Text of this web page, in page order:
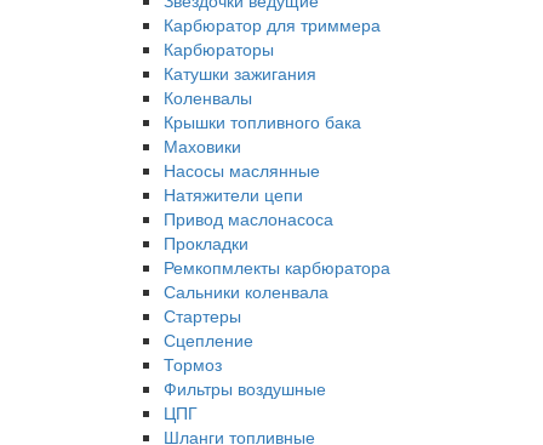
Карбюратор для триммера
Карбюраторы
Катушки зажигания
Коленвалы
Крышки топливного бака
Маховики
Насосы маслянные
Натяжители цепи
Привод маслонасоса
Прокладки
Ремкопмлекты карбюратора
Сальники коленвала
Стартеры
Сцепление
Тормоз
Фильтры воздушные
ЦПГ
Шланги топливные